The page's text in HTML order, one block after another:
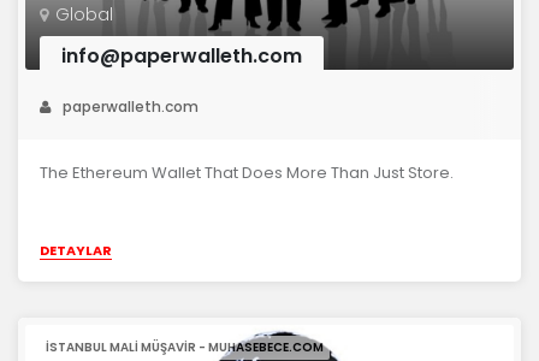
Global
info@paperwalleth.com
paperwalleth.com
The Ethereum Wallet That Does More Than Just Store.
DETAYLAR
ISTANBUL MALI MÜŞAVIR - MUHASEBECE.COM